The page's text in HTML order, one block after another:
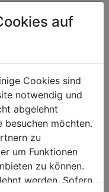
productos
CATALOGO
auf
Cookies sind
notwendig und
abgelehnt
besuchen möchten.
zu
um Funktionen
zu können.
werden. Sofern